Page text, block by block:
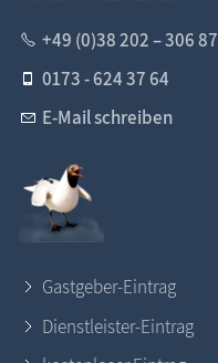
+49 (0)38 202 – 306 87
0173 - 624 37 64
E-Mail schreiben
Gastgeber-Eintrag
Dienstleister-Eintrag